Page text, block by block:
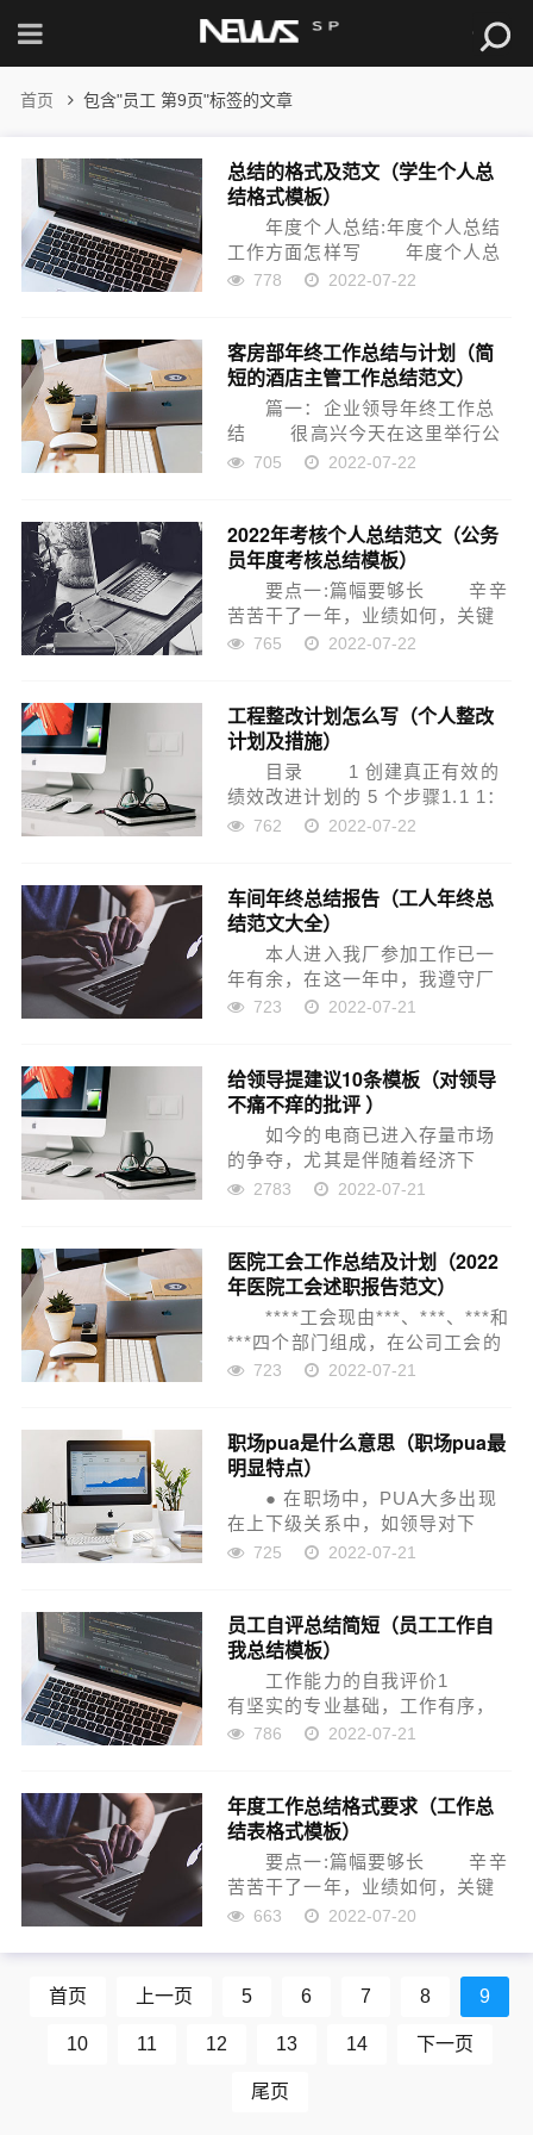
首页 包含"员工 第9页"标签的文章
总结的格式及范文（学生个人总
结格式模板）
年度个人总结:年度个人总结
工作方面怎样写 年度个人总
结:如何写年度个人工作总结
结必须有情况的概述和叙述，有
的比...
778 2022-07-22
客房部年终工作总结与计划（简
短的酒店主管工作总结范文）
篇一：企业领导年终工作总
结 很高兴今天在这里举行公
司的20xx年度总结表彰大会，
同仁的共同努力下，我们圆满完
成各项工作任务指...
705 2022-07-22
2022年考核个人总结范文（公务
员年度考核总结模板）
要点一:篇幅要够长 辛辛
苦苦干了一年，业绩如何，关键
就看这“总结”的分量。如有字数限
了，要留心打听一下其它同级单
位的篇幅有多长...
765 2022-07-22
工程整改计划怎么写（个人整改
计划及措施）
目录 1 创建真正有效的
绩效改进计划的 5 个步骤1.1 1：
确定可接受的性能1.2 2：创建可
表1.5 5：说明缺...
762 2022-07-22
车间年终总结报告（工人年终总
结范文大全）
本人进入我厂参加工作已一
年有余，在这一年中，我遵守厂
纪厂规，遵守部门管理制度，在
导交给的任务，注重与同事们的
业务技术交流、合作、以及关系
723 2022-07-21
给领导提建议10条模板（对领导
不痛不痒的批评 ）
如今的电商已进入存量市场
的争夺，尤其是伴随着经济下
行、劳动力成本不断提升，电商
立鸡群，自然需要一套专业的解
决方案。这其中，提升电商...
2783 2022-07-21
医院工会工作总结及计划（2022
年医院工会述职报告范文）
****工会现由***、***、***和
***四个部门组成，在公司工会的
正确领导和***党支部的具体指导
坚持以人为本的思想，坚持开
拓...
723 2022-07-21
职场pua是什么意思（职场pua最
明显特点）
● 在职场中，PUA大多出现
在上下级关系中，如领导对下
属、前辈对新人等，具体表现
员工；或空画大饼，以责骂加偶
尔表扬和承诺等方式，让员工迷
725 2022-07-21
员工自评总结简短（员工工作自
我总结模板）
工作能力的自我评价1
有坚实的专业基础，工作有序，
能吃苦耐劳，有较强的表达能力
环境，有较强的组织能力，勤奋
好学，自我不断完善自己...
786 2022-07-21
年度工作总结格式要求（工作总
结表格式模板）
要点一:篇幅要够长 辛辛
苦苦干了一年，业绩如何，关键
就看这“总结”的分量。如有字数限
了，要留心打听一下其它同级单
663 2022-07-20
首页 上一页 5 6 7 8 9
10 11 12 13 14 下一页
尾页